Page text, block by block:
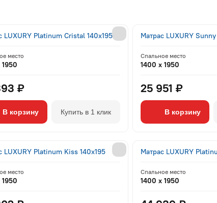
LUXURY Platinum Cristal 140x195
место
₽
В корзину Купить в 1 клик
Матрас LUXURY
Спальное место
1400 x 1950
25 951 ₽
В корзину
LUXURY Platinum Kiss 140x195
место
Матрас LUXURY
Спальное место
1400 x 1950